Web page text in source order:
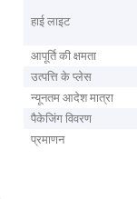
हाई लाइट
आपूर्ति की क्षमता
उत्पत्ति के प्लेस
न्यूनतम आदेश मात्रा
पैकेजिंग विवरण
प्रमाणन